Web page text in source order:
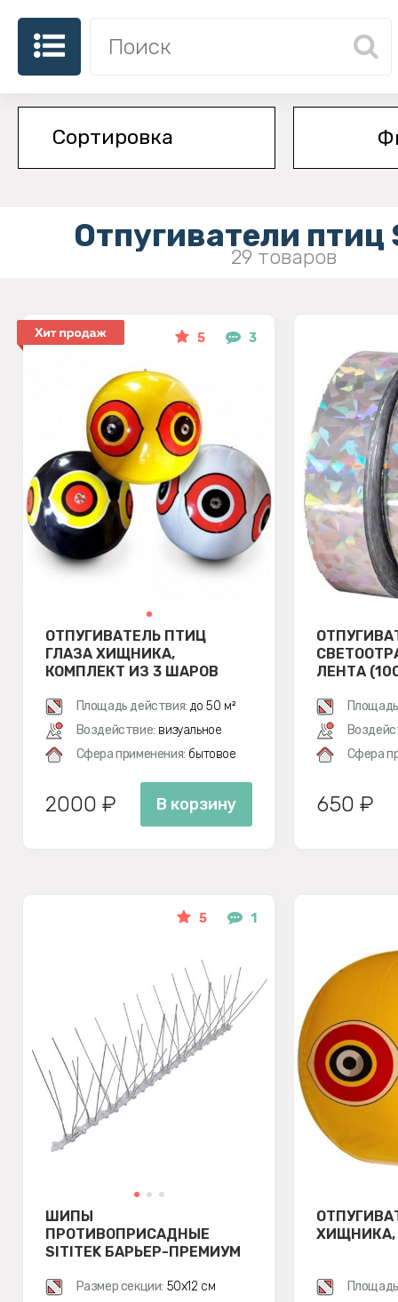
Отпугиватели
29 товаров
5 3
ОТПУГИВАТЕЛЬ ПТИЦ
ГЛАЗА ХИЩНИКА,
КОМПЛЕКТ ИЗ 3 ШАРОВ
Площадь действия: до 50 м²
Воздействие: визуальное
Сфера применения: бытовое
2000 ₽ В корзину
ЛЕНТА
Сфера
650 ₽
5 1
ШИПЫ
ПРОТИВОПРИСАДНЫЕ
SITITEK БАРЬЕР-ПРЕМИУМ
Размер секции: 50х12 см